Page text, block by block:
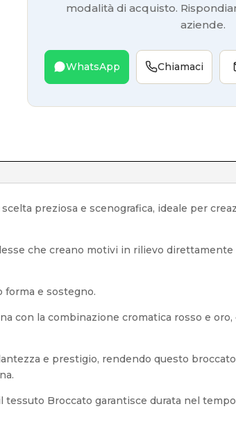
modalità di acquisto.
aziende.
WhatsApp Chiamaci
preziosa e scenografica, ideale per
che creano motivi in rilievo direttamente
e sostegno.
con la combinazione cromatica rosso e
e prestigio, rendendo questo
Broccato garantisce durata nel